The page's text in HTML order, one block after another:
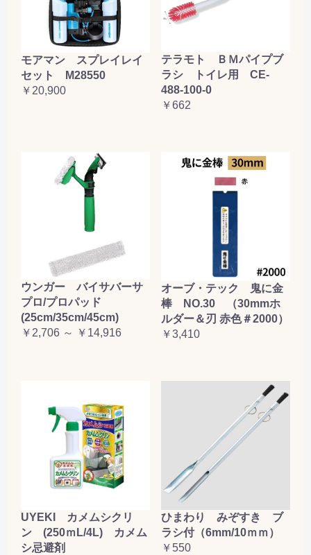
モアマン スプレイレイ
セット M28550
￥20,900
テラモト ＢＭパイプブ
ラシ トイレ用 CE-
488-100-0
￥662
ウンガー バイサバーサ
プロ/プロパッド
(25cm/35cm/45cm)
￥2,706 ～ ￥14,916
オーブ・テック 鬼に金
棒 NO.30 （30mmホ
ルダー＆刃 赤色＃2000）
￥3,410
UYEKI カメムシクリ
ン (250ｍL/4L) カメム
シ忌避剤
ひまわり みぞすき ブ
ラシ付（6mm/10ｍｍ）
￥550